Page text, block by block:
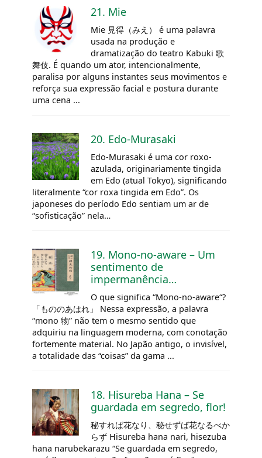
21. Mie
Mie 見得（みえ） é uma palavra
usada na produção e
dramatização do teatro Kabuki 歌
舞伎. É quando um ator, intencionalmente,
paralisa por alguns instantes seus movimentos e
reforça sua expressão facial e postura durante
uma cena ...
20. Edo-Murasaki
Edo-Murasaki é uma cor roxo-
azulada, originariamente tingida
em Edo (atual Tokyo), significando
literalmente “cor roxa tingida em Edo”. Os
japoneses do período Edo sentiam um ar de
“sofisticação” nela…
19. Mono-no-aware – Um
sentimento de
impermanência…
O que significa “Mono-no-aware“?
「もののあはれ」 Nessa expressão, a palavra
“mono 物” não tem o mesmo sentido que
adquiriu na linguagem moderna, com conotação
fortemente material. No Japão antigo, o invisível,
a totalidade das “coisas” da gama ...
18. Hisureba Hana – Se
guardada em segredo, flor!
秘すれば花なり、秘せずば花なるべか
らず Hisureba hana nari, hisezuba
hana narubekarazu “Se guardada em segredo,